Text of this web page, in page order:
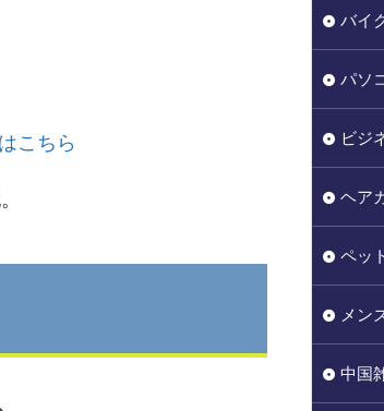
こちら
バイ
パソ
ビジ
ヘア
ペッ
メン
中国